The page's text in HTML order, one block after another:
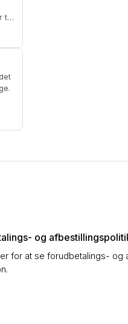
og
for at se forudbetalings- og